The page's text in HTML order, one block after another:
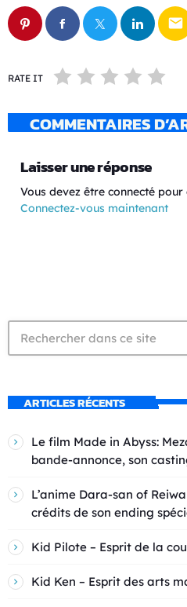
email
RATE IT
COMMENTAIRES
Laisser une réponse
Vous devez être connecté
Connectez-vous maintenant
ARTICLES RÉCENTS
Le film Made in Abyss:
bande-annonce, son
L’anime Dara-san of
crédits de son ending
Kid Pilote – Esprit de la
Kid Ken – Esprit des arts